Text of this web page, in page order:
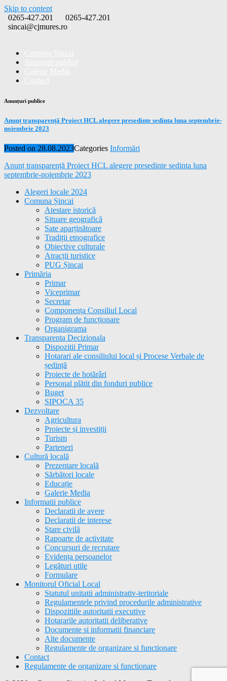
Skip to content
0265-427.201
0265-427.201
sincai@cjmures.ro
Anunțuri publice
Anunț transparență Proiect HCL alegere presedinte sedinta luna septembrie-
noiembrie 2023
Posted on 28.08.2023Categories Informări
Anunț transparență Proiect HCL alegere presedinte sedinta luna
septembrie-noiembrie 2023
Alegeri locale 2024
Comuna Șincai
Atestare istorică
Situare geografică
Sate aparținătoare
Tradiții etnografice
Obiective culturale
Atracții turistice
PUG Șincai
Primăria
Primar
Viceprimar
Secretar
Componența Consiliul Local
Program de funcționare
Organigrama
Transparenta Decizionala
Dispozitii Primar
Hotarari ale consiliului local și Procese Verbale de
ședință
Proiecte de hotărâri
Personal plătit din fonduri publice
Buget
SIPOCA 35
Dezvoltare
Agricultura
Proiecte și investiții
Turism
Parteneri
Cultură locală
Prezentare locală
Sărbători locale
Educație
Galerie Media
Informatii publice
Declaratii de avere
Declaratii de interese
Stare civilă
Rapoarte de activitate
Concursuri de recrutare
Evidența persoanelor
Legături utile
Formulare
Monitorul Oficial Local
Statutul unitatii administrativ-teritoriale
Regulamentele privind procedurile administrative
Dispozitiile autoritatii executive
Hotararile autoritatii deliberative
Documente si informatii financiare
Alte documente
Regulamente de organizare si functionare
Contact
Regulamente de organizare si functionare